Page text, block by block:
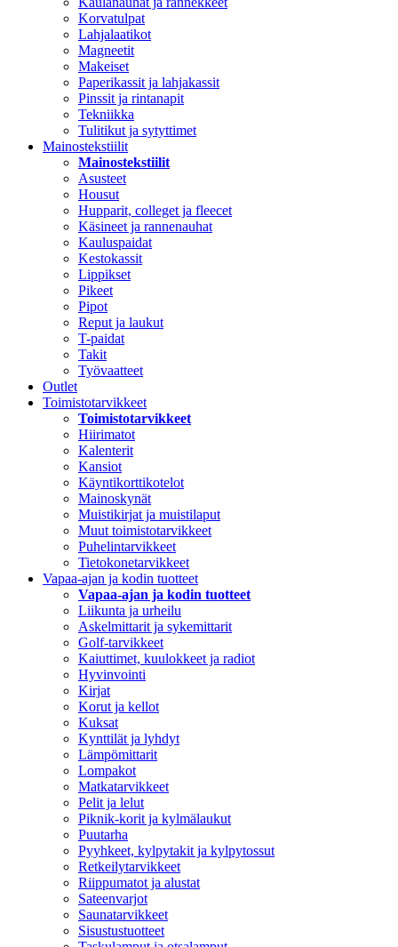
Korvatulpat
Lahjalaatikot
Magneetit
Makeiset
Paperikassit ja lahjakassit
Pinssit ja rintanapit
Tekniikka
Tulitikut ja sytyttimet
Mainostekstiilit
Mainostekstiilit
Asusteet
Housut
Hupparit, colleget ja fleecet
Käsineet ja rannenauhat
Kauluspaidat
Kestokassit
Lippikset
Pikeet
Pipot
Reput ja laukut
T-paidat
Takit
Työvaatteet
Outlet
Toimistotarvikkeet
Toimistotarvikkeet
Hiirimatot
Kalenterit
Kansiot
Käyntikorttikotelot
Mainoskynät
Muistikirjat ja muistilaput
Muut toimistotarvikkeet
Puhelintarvikkeet
Tietokonetarvikkeet
Vapaa-ajan ja kodin tuotteet
Vapaa-ajan ja kodin tuotteet
Liikunta ja urheilu
Askelmittarit ja sykemittarit
Golf-tarvikkeet
Kaiuttimet, kuulokkeet ja radiot
Hyvinvointi
Kirjat
Korut ja kellot
Kuksat
Kynttilät ja lyhdyt
Lämpömittarit
Lompakot
Matkatarvikkeet
Pelit ja lelut
Piknik-korit ja kylmälaukut
Puutarha
Pyyhkeet, kylpytakit ja kylpytossut
Retkeilytarvikkeet
Riippumatot ja alustat
Sateenvarjot
Saunatarvikkeet
Sisustustuotteet